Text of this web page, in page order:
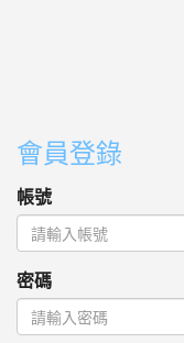
會員登錄
帳號
密碼